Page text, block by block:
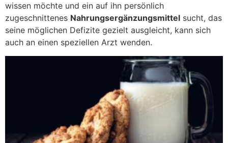
wissen möchte und ein auf ihn persönlich
zugeschnittenes Nahrungsergänzungsmittel sucht, das
seine möglichen Defizite gezielt ausgleicht, kann sich
auch an einen speziellen Arzt wenden.